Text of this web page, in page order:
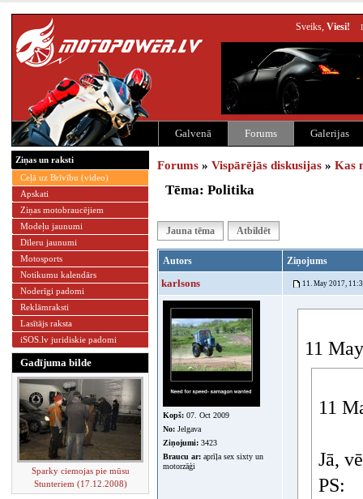
Sveiks, Viesi!
Galvenā Forums Galerijas
Ziņas un raksti
Ceļā uz Brīvību (video)
Apskati
Ziņas motobraucējiem
Modeļu jaunumi
Dīleru jaunumi
Motosports
Notikumu kalendārs
Noderīgi padomi
Reklāmraksti
Lasītājs raksta
iSOS.lv juridiskie padomi
Gadījuma bilde
Sparky ciemojas pie mūsu
Stunteriem (17.12.2008)
Forums » Vispārējās diskusijas » Kas
Tēma: Politika
Jauna tēma Atbildēt
Autors Ziņojums
karlsons 11. May 2017,
Kopš: 07. Oct 2009
No: Jelgava
Ziņojumi: 3423
Braucu ar: aprīļa sex sixty un
motorzāģi
11
11
Jā,
PS: